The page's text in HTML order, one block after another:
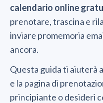
calendario online
prenotare, trascina e
inviare promemoria
ancora.
Questa guida ti aiuterà
e la pagina di
principiante o desideri